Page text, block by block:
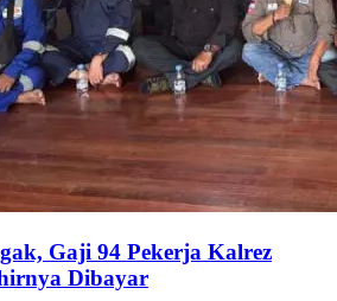
Gaji 94 Pekerja Kalrez
Dibayar